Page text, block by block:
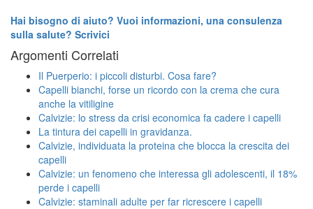
Hai bisogno di aiuto? Vuoi informazioni, una consulenza
sulla salute? Scrivici
Argomenti Correlati
Il Puerperio: i piccoli disturbi. Cosa fare?
Capelli bianchi, forse un ricordo con la crema che cura
anche la vitiligine
Calvizie: lo stress da crisi economica fa cadere i capelli
La tintura dei capelli in gravidanza.
Calvizie, individuata la proteina che blocca la crescita dei
capelli
Calvizie: un fenomeno che interessa gli adolescenti, il 18%
perde i capelli
Calvizie: staminali adulte per far ricrescere i capelli